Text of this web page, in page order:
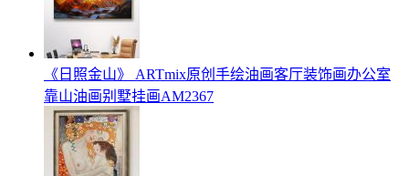
《日照金山》 ARTmix原创手绘油画客厅装饰画办公室
靠山油画别墅挂画AM2367